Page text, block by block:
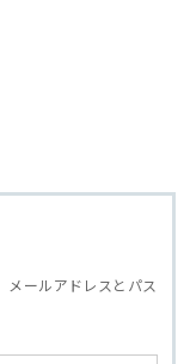
メールアドレスとパス